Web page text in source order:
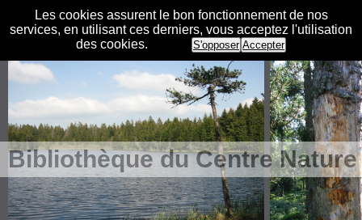
Les cookies assurent le bon fonctionnement de nos
services, en utilisant ces derniers, vous acceptez l'utilisation
des cookies.
S'opposer Accepter
Bibliothèque du Centre